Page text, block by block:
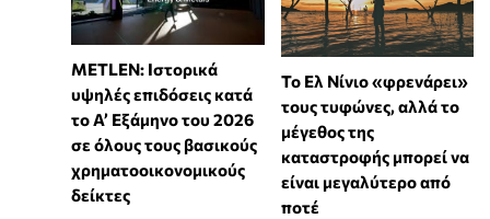
METLEN: Ιστορικά
υψηλές επιδόσεις κατά
το Α’ Εξάμηνο του 2026
σε όλους τους βασικούς
χρηματοοικονομικούς
δείκτες
Το Ελ Νίνιο «φρενάρει»
τους τυφώνες, αλλά το
μέγεθος της
καταστροφής μπορεί να
είναι μεγαλύτερο από
ποτέ